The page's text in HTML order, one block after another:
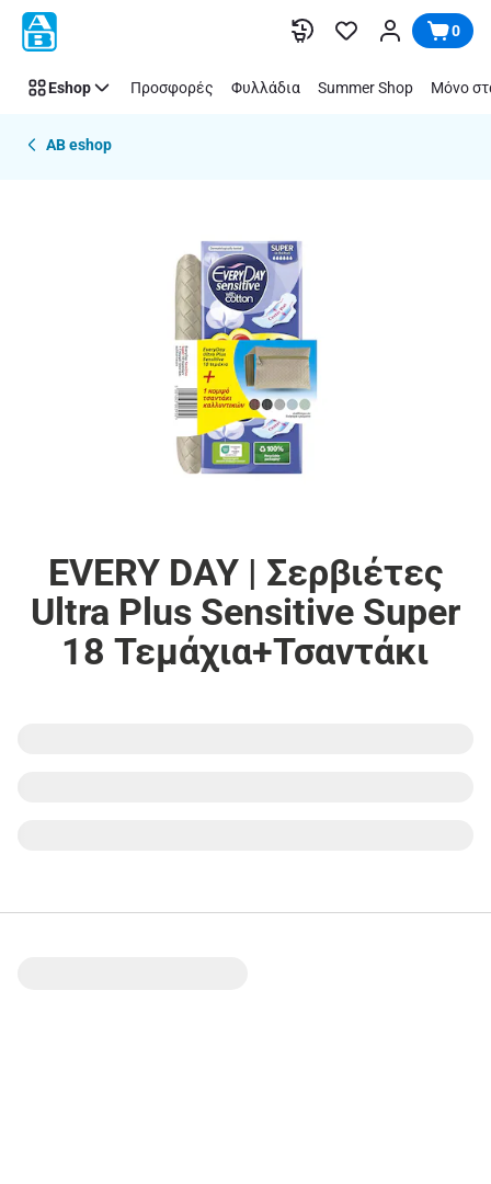
Παράλειψη 0
Eshop Προσφορές Φυλλάδια Summer Shop Μόνο
AB eshop
EVERY DAY | Σερβιέτες
Ultra Plus Sensitive Super
18 Τεμάχια+Τσαντάκι